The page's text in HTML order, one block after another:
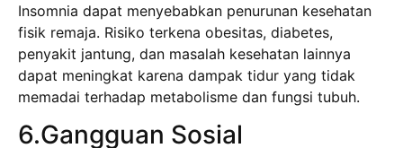
Insomnia dapat menyebabkan penurunan kesehatan
fisik remaja. Risiko terkena obesitas, diabetes,
penyakit jantung, dan masalah kesehatan lainnya
dapat meningkat karena dampak tidur yang tidak
memadai terhadap metabolisme dan fungsi tubuh.
6.Gangguan Sosial